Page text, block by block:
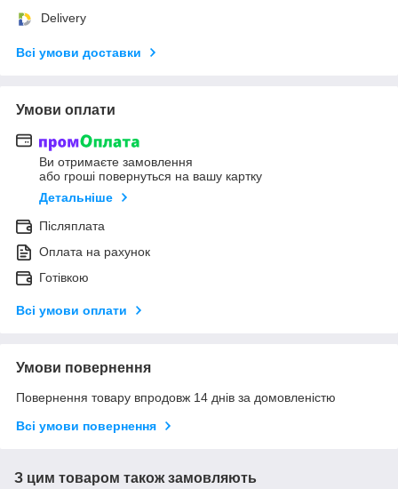
Delivery
Всі умови доставки
Умови оплати
Ви отримаєте замовлення
або гроші повернуться на вашу картку
Детальніше
Післяплата
Оплата на рахунок
Готівкою
Всі умови оплати
Умови повернення
Повернення товару впродовж 14 днів за домовленістю
Всі умови повернення
З цим товаром також замовляють